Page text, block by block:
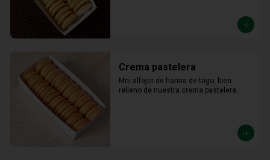
Crema pastelera
Mni alfajor de harina de trigo, bien
relleno de nuestra crema pastelera.